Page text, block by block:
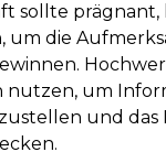
sollte
um die
nutzen, um
und das